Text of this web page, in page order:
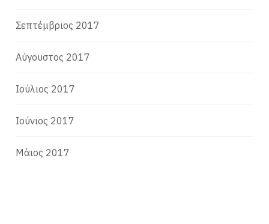
Σεπτέμβριος 2017
Αύγουστος 2017
Ιούλιος 2017
Ιούνιος 2017
Μάιος 2017